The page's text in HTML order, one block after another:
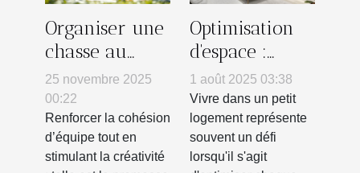
Organiser une
chasse au
trésor
innovante
pour renforcer
l'esprit
d'équipe
25 novembre 2025
00:22
Renforcer la cohésion
d’équipe tout en
stimulant la créativité
Optimisation
d'espace :
solutions
créatives pour
petits
logements
1 août 2025 03:38
Vivre dans un petit
logement représente
souvent un défi
lorsqu'il s'agit